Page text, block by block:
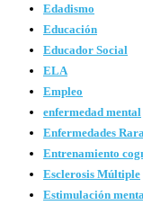
Edadismo
Educación
Educador Social
ELA
Empleo
enfermedad mental
Enfermedades
Entrenamiento
Esclerosis Múltiple
Estimulación